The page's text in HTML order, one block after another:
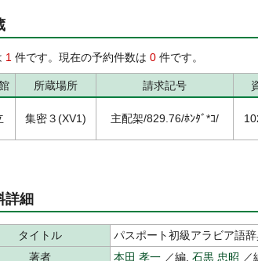
1 件です。現在の予約件数は 0 件です。
所蔵場所 請求記号
集密３(XV1) 主配架/829.76/ﾎﾝﾀﾞ*ｺ/
詳細
タイトル
パスポート初級アラビア語
著者
本田 孝一 ／編, 石黒 忠昭 ／